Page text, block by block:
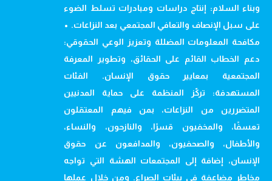
وبناء السلام: إنتاج دراسات ومبادرات تسلط الضوء
على سبل الإنصاف والتعافي المجتمعي بعد النزاعات. •
مكافحة المعلومات المضللة وتعزيز الوعي الحقوقي:
دعم الخطاب القائم على الحقائق، وتطوير المعرفة
المجتمعية بمعايير حقوق الإنسان. الفئات
المستهدفة: تركّز المنظمة على حماية المدنيين
المتضررين من النزاعات، بمن فيهم المعتقلون
تعسفًا، والمخفيون قسرًا، والنازحون، والنساء،
والأطفال، والصحفيون، والمدافعون عن حقوق
الإنسان، إضافة إلى المجتمعات الهشة التي تواجه
مخاطر مضاعفة في بيئات الصراع. ومن خلال عملها